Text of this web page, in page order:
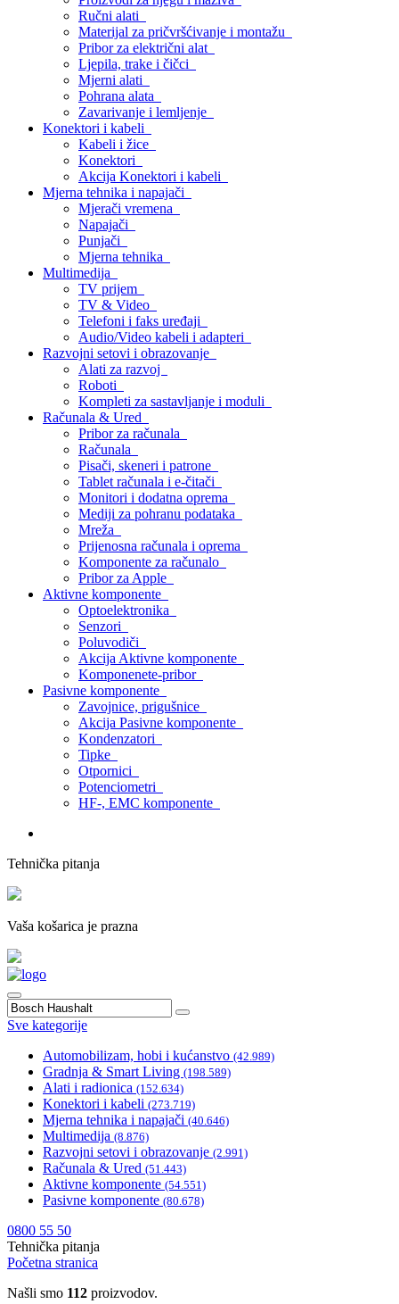
Ručni alati
Materijal za pričvršćivanje i montažu
Pribor za električni alat
Ljepila, trake i čičci
Mjerni alati
Pohrana alata
Zavarivanje i lemljenje
Konektori i kabeli
Kabeli i žice
Konektori
Akcija Konektori i kabeli
Mjerna tehnika i napajači
Mjerači vremena
Napajači
Punjači
Mjerna tehnika
Multimedija
TV prijem
TV & Video
Telefoni i faks uređaji
Audio/Video kabeli i adapteri
Razvojni setovi i obrazovanje
Alati za razvoj
Roboti
Kompleti za sastavljanje i moduli
Računala & Ured
Pribor za računala
Računala
Pisači, skeneri i patrone
Tablet računala i e-čitači
Monitori i dodatna oprema
Mediji za pohranu podataka
Mreža
Prijenosna računala i oprema
Komponente za računalo
Pribor za Apple
Aktivne komponente
Optoelektronika
Senzori
Poluvodiči
Akcija Aktivne komponente
Komponenete-pribor
Pasivne komponente
Zavojnice, prigušnice
Akcija Pasivne komponente
Kondenzatori
Tipke
Otpornici
Potenciometri
HF-, EMC komponente
Tehnička pitanja
Vaša košarica je prazna
Sve kategorije
Automobilizam, hobi i kućanstvo (42.989)
Gradnja & Smart Living (198.589)
Alati i radionica (152.634)
Konektori i kabeli (273.719)
Mjerna tehnika i napajači (40.646)
Multimedija (8.876)
Razvojni setovi i obrazovanje (2.991)
Računala & Ured (51.443)
Aktivne komponente (54.551)
Pasivne komponente (80.678)
0800 55 50
Tehnička pitanja
Početna stranica
Našli smo 112 proizvodov.